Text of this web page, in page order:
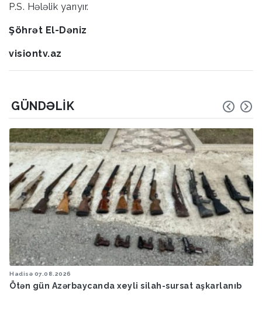
P.S. Hələlik yarıyır.
Şöhrət El-Dəniz
visiontv.az
GÜNDƏLIK
Hadisə 07.08.2026
Ötən ay 13 stomatoloq məsuliyyətə cəlb edilib